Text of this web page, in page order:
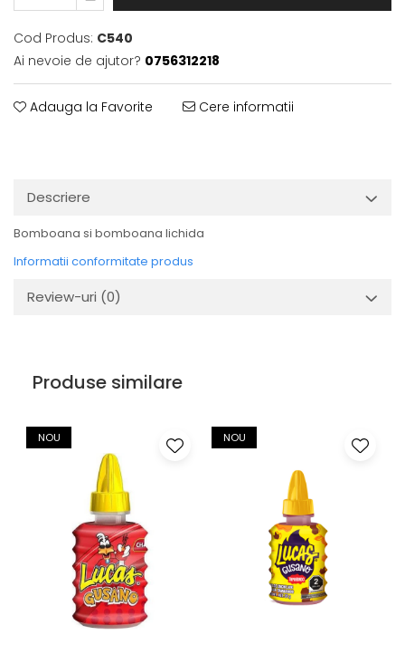
Cod Produs: C540
Ai nevoie de ajutor? 0756312218
Adauga la Favorite Cere informatii
Descriere
Bomboana si bomboana lichida
Informatii conformitate produs
Review-uri (0)
Produse similare
NOU NOU